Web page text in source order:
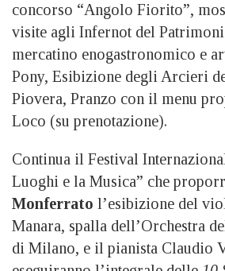
concorso “Angolo Fiorito”,
visite agli Infernot del
mercatino enogastronomico e
Pony, Esibizione degli Arcieri
Piovera, Pranzo con il menu
Loco (su prenotazione).
Continua il Festival
Luoghi e la Musica” che
Monferrato l’esibizione del
Manara, spalla dell’Orchestra
di Milano, e il pianista Claudio